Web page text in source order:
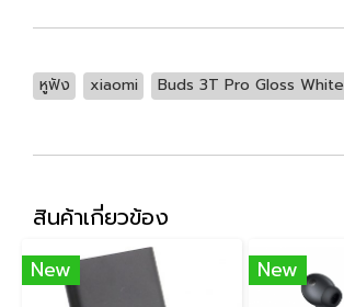
หูฟัง xiaomi Buds 3T Pro Gloss White
สินค้าเกี่ยวข้อง
New New